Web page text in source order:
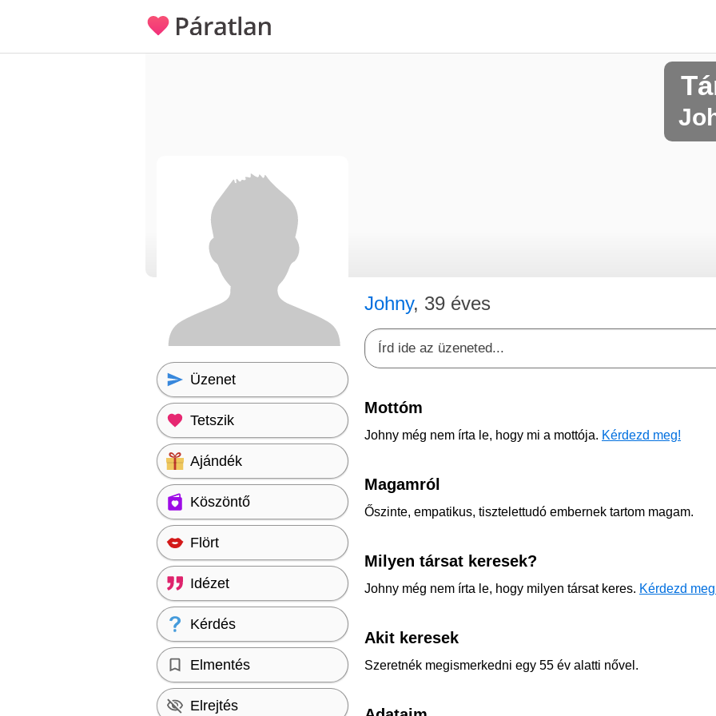
Johny, 39 éves
Mottóm
Johny még nem írta le, hogy mi a mottója. Kérdezd meg!
Magamról
Őszinte, empatikus, tisztelettudó embernek tartom magam.
Milyen társat keresek?
Johny még nem írta le, hogy milyen társat keres. Kérdezd
Akit keresek
Szeretnék megismerkedni egy 55 év alatti nővel.
Üzenet
Tetszik
Ajándék
Köszöntő
Flört
Idézet
Kérdés
Elmentés
Elrejtés